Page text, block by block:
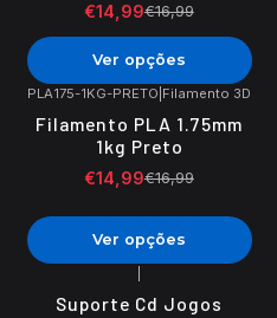
€14,99€16,99
Ver opções
PLA175-1KG-PRETO Filamento 3D
Filamento PLA 1.75mm
1kg Preto
€14,99€16,99
Ver opções
Suporte Cd Jogos